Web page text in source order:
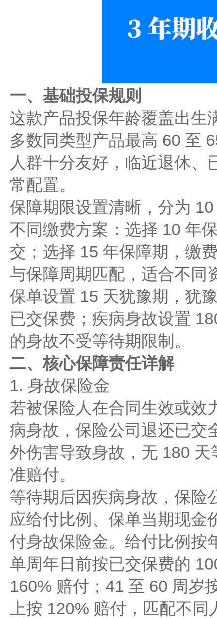
一、基础投保规则
这款产品投保年龄覆盖出生
多数同类型产品最高 60 至
人群十分友好，临近退休、
常配置。
保障期限设置清晰，分为
不同缴费方案：选择 10 年
交；选择 15 年保障期，缴
与保障周期匹配，适合不同
保单设置 15 天犹豫期，犹
已交保费；疾病身故设置
的身故不受等待期限制。
二、核心保障责任详解
1. 身故保险金
若被保险人在合同生效或效
病身故，保险公司退还已交
外伤害导致身故，无 180
准赔付。
等待期后因疾病身故，保险
应给付比例、保单当期现金
付身故保险金。给付比例按
单周年日前按已交保费的
160% 赔付；41 至 60 周岁
上按 120% 赔付，匹配不